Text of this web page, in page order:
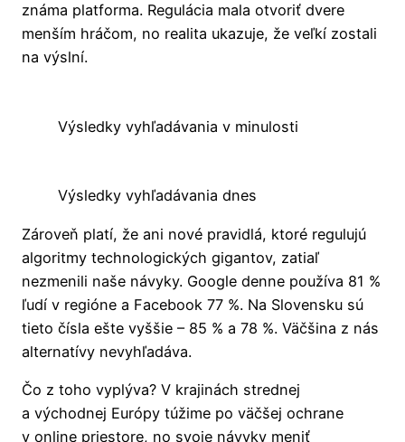
známa platforma. Regulácia mala otvoriť dvere
menším hráčom, no realita ukazuje, že veľkí zostali
na výslní.
Výsledky vyhľadávania v minulosti
Výsledky vyhľadávania dnes
Zároveň platí, že ani nové pravidlá, ktoré regulujú
algoritmy technologických gigantov, zatiaľ
nezmenili naše návyky. Google denne používa 81 %
ľudí v regióne a Facebook 77 %. Na Slovensku sú
tieto čísla ešte vyššie – 85 % a 78 %. Väčšina z nás
alternatívy nevyhľadáva.
Čo z toho vyplýva? V krajinách strednej
a východnej Európy túžime po väčšej ochrane
v online priestore, no svoje návyky meniť